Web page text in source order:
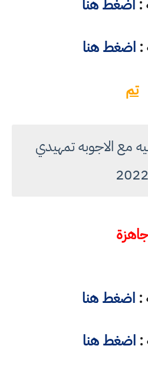
: اضغط هنا
:اضغط هنا
تم
مع الاجوبه تمهيدي
2022
جاهزة
: اضغط هنا
:اضغط هنا